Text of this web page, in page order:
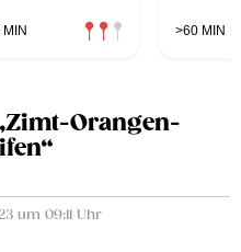
>60 MIN
Orangen-
um 09:11 Uhr